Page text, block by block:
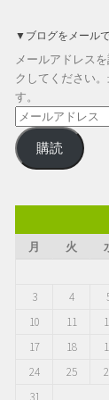
▼ブログをメール
メールアドレス
クしてください
す。
メ
ー
ル
ア
レ
購読
月
火
3
4
10
11
17
18
24
25
31